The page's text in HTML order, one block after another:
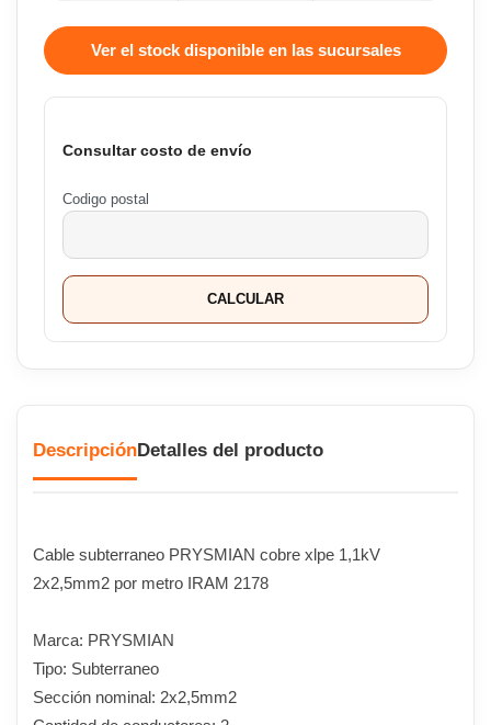
Ver el stock disponible en las sucursales
Consultar costo de envío
Codigo postal
CALCULAR
DescripciónDetalles del producto
Cable subterraneo PRYSMIAN cobre xlpe 1,1kV
2x2,5mm2 por metro IRAM 2178
Marca: PRYSMIAN
Tipo: Subterraneo
Sección nominal: 2x2,5mm2